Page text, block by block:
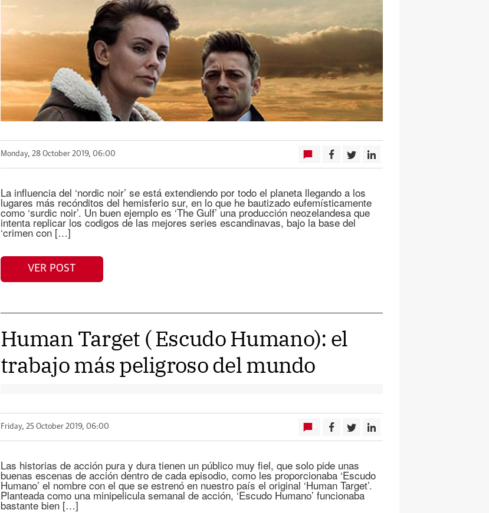
Monday, 28 October 2019, 06:00
La influencia del ‘nordic noir’ se está extendiendo por todo el planeta llegando a los
lugares más recónditos del hemisferio sur, en lo que he bautizado eufemísticamente
como ‘surdic noir’. Un buen ejemplo es ‘The Gulf’ una producción neozelandesa que
intenta replicar los codigos de las mejores series escandinavas, bajo la base del
‘crimen con […]
VER POST
Human Target ( Escudo Humano): el
trabajo más peligroso del mundo
Friday, 25 October 2019, 06:00
Las historias de acción pura y dura tienen un público muy fiel, que solo pide unas
buenas escenas de acción dentro de cada episodio, como les proporcionaba ‘Escudo
Humano’ el nombre con el que se estrenó en nuestro país el original ‘Human Target’.
Planteada como una minipelicula semanal de acción, ‘Escudo Humano’ funcionaba
bastante bien […]